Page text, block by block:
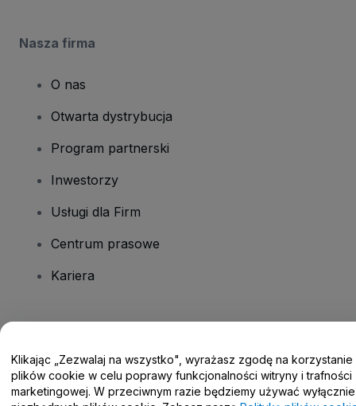
Nasza firma
O nas
Otwarta dystrybucja
Program partnerski
Inwestorzy
Usługi dla Firm
Centrum prasowe
Kariera
Centrum pomocy / Skontaktuj się z nami
Klikając „Zezwalaj na wszystko", wyrażasz zgodę na korzystanie
plików cookie w celu poprawy funkcjonalności witryny i trafności
marketingowej. W przeciwnym razie będziemy używać wyłącznie